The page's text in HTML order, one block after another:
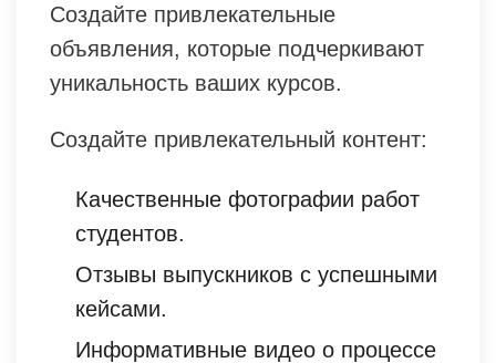
Создайте привлекательные
объявления, которые подчеркивают
уникальность ваших курсов.
Создайте привлекательный контент:
Качественные фотографии работ
студентов.
Отзывы выпускников с успешными
кейсами.
Информативные видео о процессе